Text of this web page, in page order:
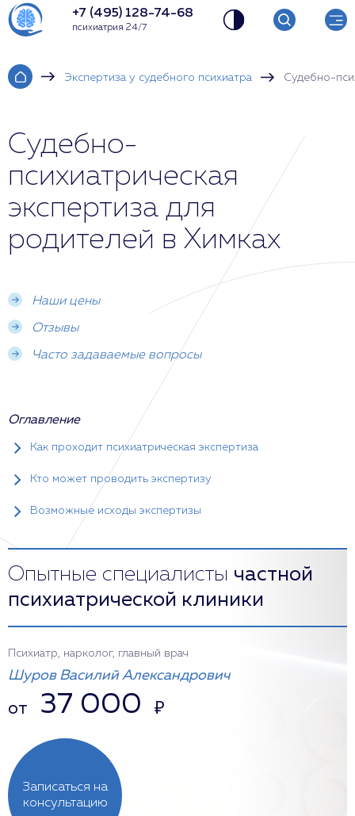
+7 (495) 128-74-68
психиатрия 24/7
Экспертиза у судебного психиатра Судебно-
Судебно-
психиатрическая
экспертиза для
родителей в Химках
Наши цены
Отзывы
Часто задаваемые вопросы
Оглавление
Как проходит психиатрическая экспертиза
Кто может проводить экспертизу
Возможные исходы экспертизы
Опытные специалисты частной
психиатрической клиники
Записаться на
консультацию
Психиатр, нарколог, главный врач
Шуров Василий Александрович
от 37 000 ₽